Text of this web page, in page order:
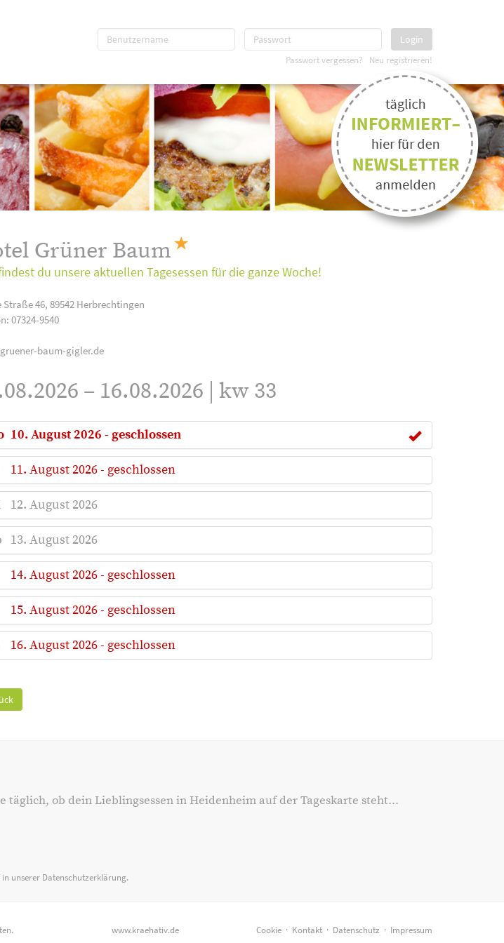
Login
Passwort vergessen? Neu registrieren!
Grüner Baum
du unsere aktuellen Tagesessen für die ganze Woche!
Straße 46, 89542 Herbrechtingen
07324-9540
baum-gigler.de
– 16.08.2026 | kw 33
10. August 2026 - geschlossen
11. August 2026 - geschlossen
12. August 2026
13. August 2026
14. August 2026 - geschlossen
15. August 2026 - geschlossen
16. August 2026 - geschlossen
ob dein Lieblingsessen in Heidenheim auf der Tageskarte steht...
unserer Datenschutzerklärung.
www.kraehativ.de Cookie · Kontakt · Datenschutz · Impressum